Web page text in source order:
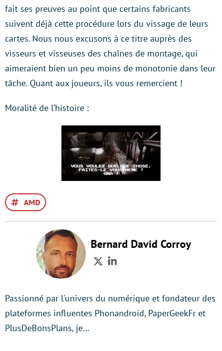
fait ses preuves au point que certains fabricants
suivent déjà cette procédure lors du vissage de leurs
cartes. Nous nous excusons à ce titre auprès des
visseurs et visseuses des chaînes de montage, qui
aimeraient bien un peu moins de monotonie dans leur
tâche. Quant aux joueurs, ils vous remercient !
Moralité de l’histoire :
AMD
Bernard David Corroy
TwitterLinkedIn
Passionné par l'univers du numérique et fondateur des
plateformes influentes Phonandroid, PaperGeekFr et
PlusDeBonsPlans, je…